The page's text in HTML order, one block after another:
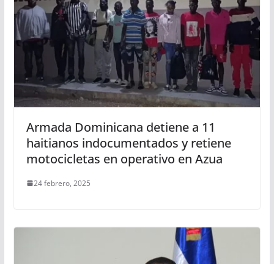
Armada Dominicana detiene a 11
haitianos indocumentados y retiene
motocicletas en operativo en Azua
24 febrero, 2025